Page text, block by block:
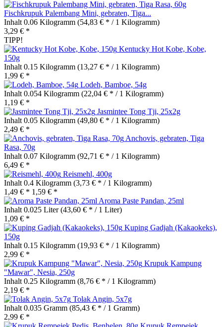
Fischkrupuk Palembang Mini, gebraten, Tiga...
Inhalt 0.06 Kilogramm (54,83 € * / 1 Kilogramm)
3,29 € *
TIPP!
Kentucky Hot Kobe, Kobe,
150g
Inhalt 0.15 Kilogramm (13,27 € * / 1 Kilogramm)
1,99 € *
Lodeh, Bamboe, 54g
Inhalt 0.054 Kilogramm (22,04 € * / 1 Kilogramm)
1,19 € *
Jasmintee Tong Tji, 25x2g
Inhalt 0.05 Kilogramm (49,80 € * / 1 Kilogramm)
2,49 € *
Anchovis, gebraten, Tiga
Rasa, 70g
Inhalt 0.07 Kilogramm (92,71 € * / 1 Kilogramm)
6,49 € *
Reismehl, 400g
Inhalt 0.4 Kilogramm (3,73 € * / 1 Kilogramm)
1,49 € * 1,59 € *
Aroma Paste Pandan, 25ml
Inhalt 0.025 Liter(43,60 € * / 1 Liter)
1,09 € *
Kuping Gadjah (Kakaokeks),
150g
Inhalt 0.15 Kilogramm (19,93 € * / 1 Kilogramm)
2,99 € *
Krupuk Kampung
"Mawar", Nesia, 250g
Inhalt 0.25 Kilogramm (8,76 € * / 1 Kilogramm)
2,19 € *
Tolak Angin, 5x7g
Inhalt 0.035 Gramm (85,43 € * / 1 Gramm)
2,99 € *